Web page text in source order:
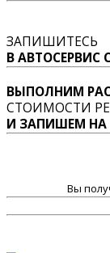
ЗАПИШИТЕСЬ
В АВТОСЕРВИС
ВЫПОЛНИМ
СТОИМОСТИ
И ЗАПИШЕМ НА
Вы